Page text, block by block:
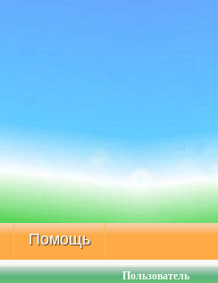
Помощь
Пользователь